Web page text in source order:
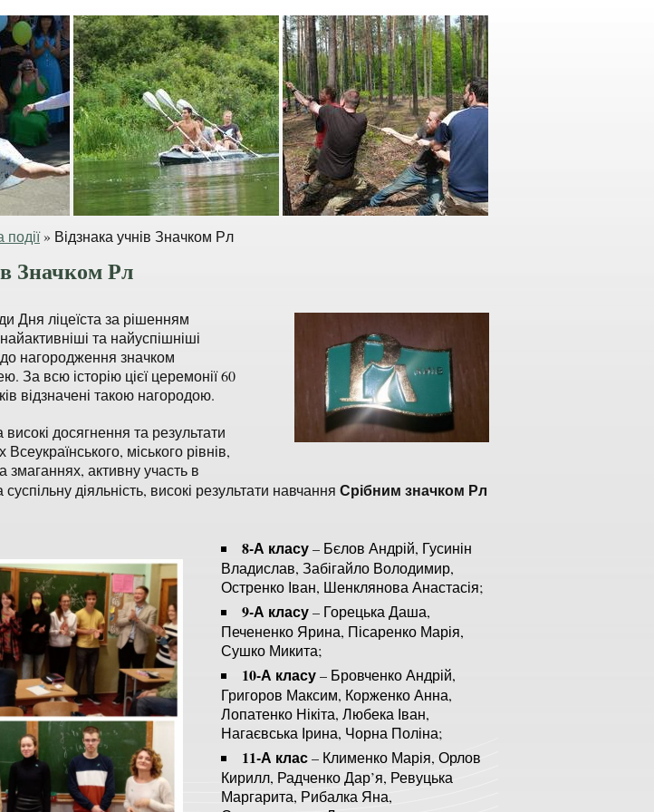
» Відзнака учнів Значком Рл
Значком Рл
Дня ліцеїста за рішенням
та найуспішніші
нагородження значком
За всю історію цієї церемонії 60
відзначені такою нагородою.
високі досягнення та результати
Всеукраїнського, міського рівнів,
активну участь в
діяльність, високі результати навчання Срібним значком Рл
8-А класу– Бєлов Андрій, Гусинін
Владислав, Забігайло Володимир,
Остренко Іван, Шенклянова Анастасія;
9-А класу– Горецька Даша,
Печененко Ярина, Пісаренко Марія,
Сушко Микита;
10-А класу– Бровченко Андрій,
Григоров Максим, Корженко Анна,
Лопатенко Нікіта, Любека Іван,
Нагаєвська Ірина, Чорна Поліна;
11-А клас– Клименко Марія, Орлов
Кирилл, Радченко Дар’я, Ревуцька
Маргарита, Рибалка Яна,